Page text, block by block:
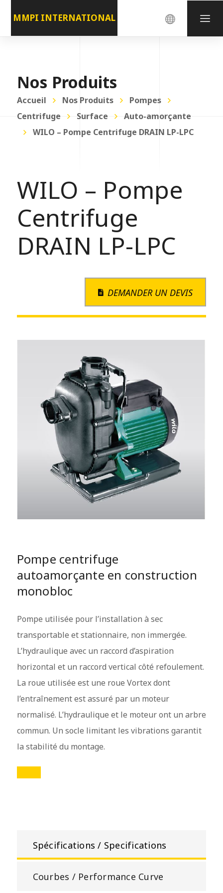
MMPI INTERNATIONAL
Nos Produits
Accueil Nos Produits
Pompes
Centrifuge
Surface
Auto-amorçante
WILO – Pompe Centrifuge DRAIN LP-LPC
WILO – Pompe
Centrifuge
DRAIN LP-LPC
DEMANDER UN DEVIS
Pompe centrifuge
autoamorçante en construction
monobloc
Pompe utilisée pour l’installation à sec
transportable et stationnaire, non immergée.
L’hydraulique avec un raccord d’aspiration
horizontal et un raccord vertical côté refoulement.
La roue utilisée est une roue Vortex dont
l’entraînement est assuré par un moteur
normalisé. L’hydraulique et le moteur ont un arbre
commun. Un socle limitant les vibrations garantit
la stabilité du montage.
Spécifications / Specifications
Courbes / Performance Curve